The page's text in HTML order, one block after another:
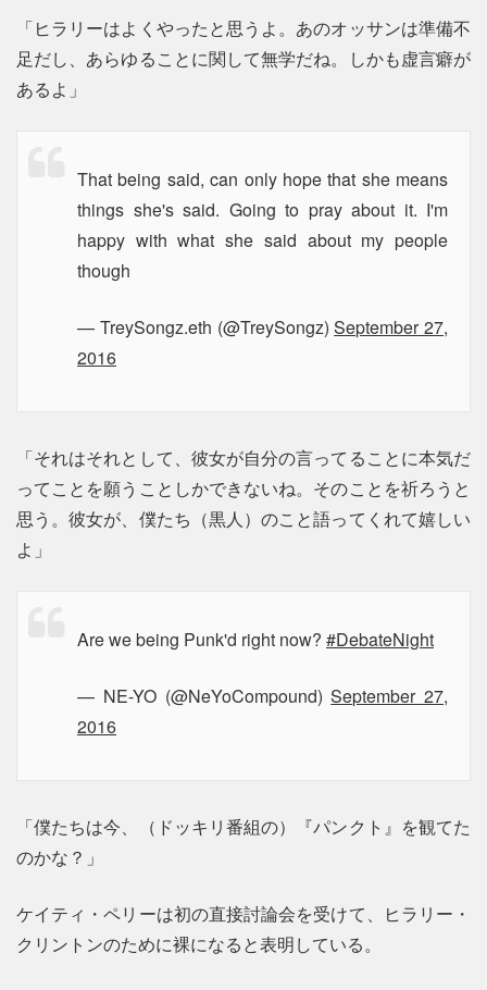
「ヒラリーはよくやったと思うよ。あのオッサンは準備不
足だし、あらゆることに関して無学だね。しかも虚言癖が
あるよ」
That being said, can only hope that she means
things she's said. Going to pray about it. I'm
happy with what she said about my people
though
— TreySongz.eth (@TreySongz)September 27,
2016
「それはそれとして、彼女が自分の言ってることに本気だ
ってことを願うことしかできないね。そのことを祈ろうと
思う。彼女が、僕たち（黒人）のこと語ってくれて嬉しい
よ」
Are we being Punk'd right now? #DebateNight
— NE-YO (@NeYoCompound)September 27,
2016
「僕たちは今、（ドッキリ番組の）『パンクト』を観てた
のかな？」
ケイティ・ペリーは初の直接討論会を受けて、ヒラリー・
クリントンのために裸になると表明している。